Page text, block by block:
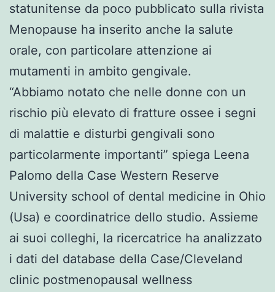
statunitense da poco pubblicato sulla rivista
Menopause ha inserito anche la salute
orale, con particolare attenzione ai
mutamenti in ambito gengivale.
“Abbiamo notato che nelle donne con un
rischio più elevato di fratture ossee i segni
di malattie e disturbi gengivali sono
particolarmente importanti” spiega Leena
Palomo della Case Western Reserve
University school of dental medicine in Ohio
(Usa) e coordinatrice dello studio. Assieme
ai suoi colleghi, la ricercatrice ha analizzato
i dati del database della Case/Cleveland
clinic postmenopausal wellness